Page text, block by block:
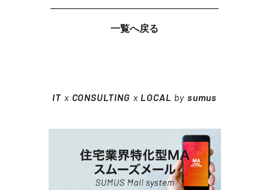
一覧へ戻る
IT x CONSULTING x LOCAL by sumus